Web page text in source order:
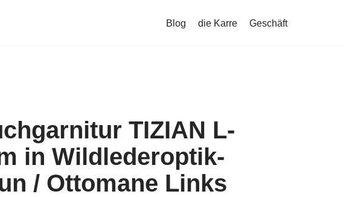
Blog die Karre Geschäft
TIZIAN L-
in Wildlederoptik-
/ Ottomane Links